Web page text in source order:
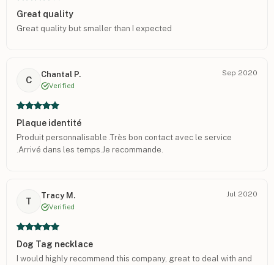
Great quality
Great quality but smaller than I expected
C
Chantal P.
Verified
Sep 2020
Plaque identité
Produit personnalisable .Très bon contact avec le service
.Arrivé dans les temps.Je recommande.
T
Tracy M.
Verified
Jul 2020
Dog Tag necklace
I would highly recommend this company, great to deal with and